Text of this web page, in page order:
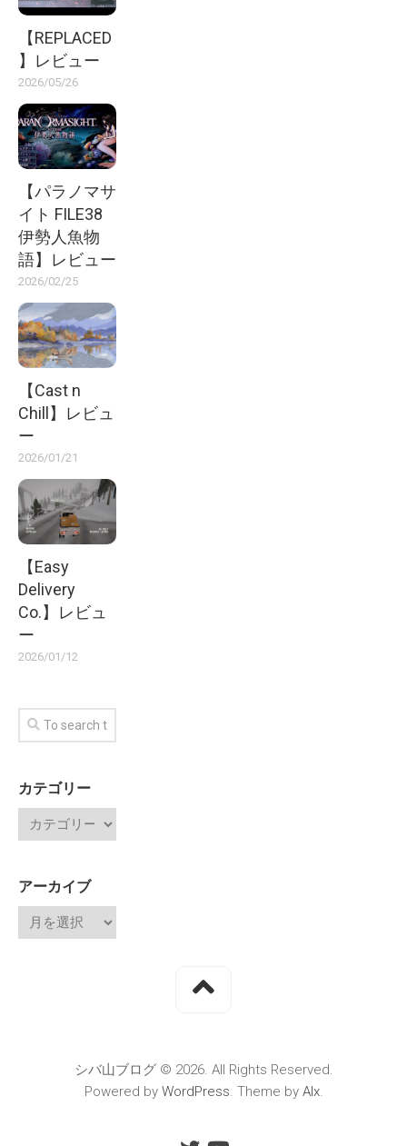
【REPLACED
】レビュー
2026/05/26
【パラノマサ
イト FILE38
伊勢人魚物
語】レビュー
2026/02/25
【Cast n
Chill】レビュ
ー
2026/01/21
【Easy
Delivery
Co.】レビュ
ー
2026/01/12
カテゴリー
アーカイブ
シバ山ブログ © 2026. All Rights Reserved.
Powered by WordPress. Theme by Alx.